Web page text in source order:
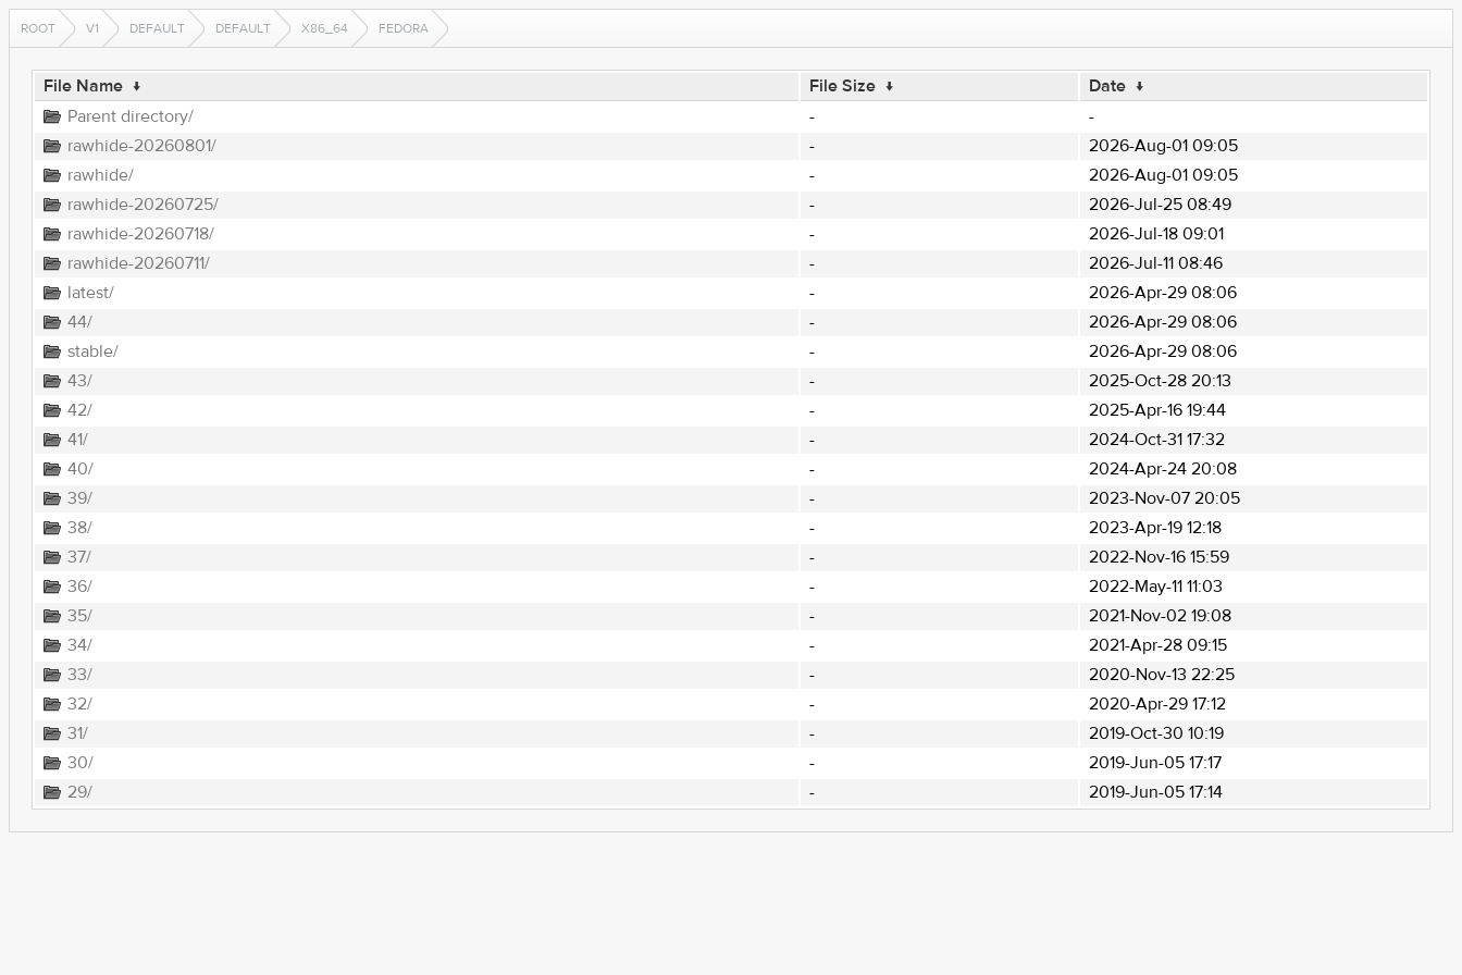
ROOT V1 DEFAULT DEFAULT X86_64 FEDORA
File Name ↓ File Size ↓ Date ↓
Parent directory/
-
-
rawhide-20260801/
-
2026-Aug-01 09:05
rawhide/
-
2026-Aug-01 09:05
rawhide-20260725/
-
2026-Jul-25 08:49
rawhide-20260718/
-
2026-Jul-18 09:01
rawhide-20260711/
-
2026-Jul-11 08:46
latest/
-
2026-Apr-29 08:06
44/
-
2026-Apr-29 08:06
stable/
-
2026-Apr-29 08:06
43/
-
2025-Oct-28 20:13
42/
-
2025-Apr-16 19:44
41/
-
2024-Oct-31 17:32
40/
-
2024-Apr-24 20:08
39/
-
2023-Nov-07 20:05
38/
-
2023-Apr-19 12:18
37/
-
2022-Nov-16 15:59
36/
-
2022-May-11 11:03
35/
-
2021-Nov-02 19:08
34/
-
2021-Apr-28 09:15
33/
-
2020-Nov-13 22:25
32/
-
2020-Apr-29 17:12
31/
-
2019-Oct-30 10:19
30/
-
2019-Jun-05 17:17
29/
- 2019-Jun-05 17:14